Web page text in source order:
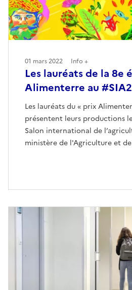
Les lauréats de la
Alimenterre au
Les lauréats du « prix
présentent leurs productions
Salon international de
ministère de l'Agriculture et
01 mars 2022 Info +